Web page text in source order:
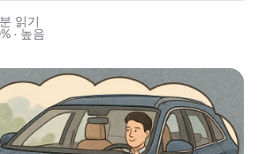
분 읽기
· 높음